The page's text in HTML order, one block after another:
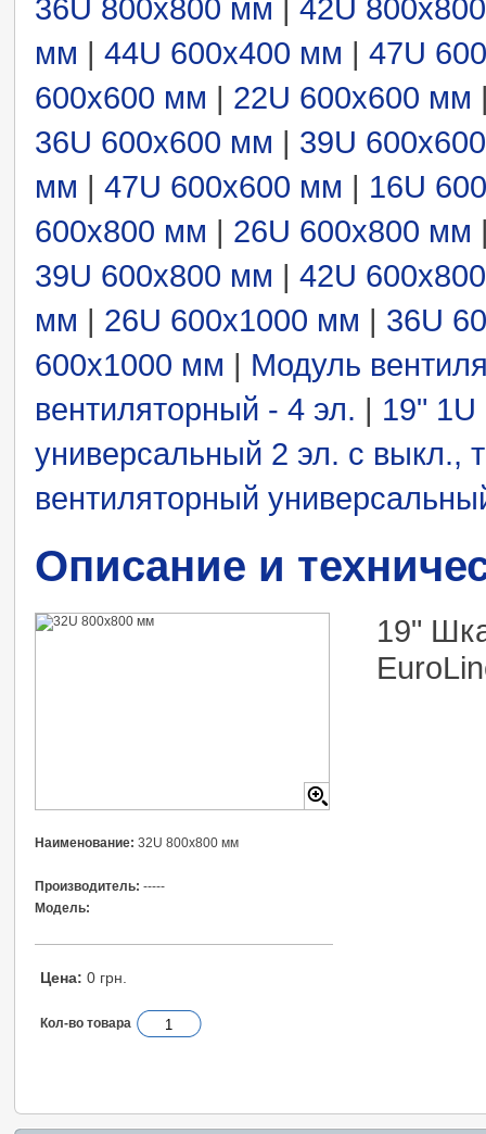
36U 800x800 мм | 42U
мм | 44U 600x400 мм | 47U
600x600 мм | 22U 600x600 мм
36U 600x600 мм | 39U
мм | 47U 600x600 мм | 16U
600x800 мм | 26U 600x800 мм
39U 600x800 мм | 42U
мм | 26U 600x1000 мм | 36U
600x1000 мм | Модуль
вентиляторный - 4 эл. | 19"
универсальный 2 эл. с выкл.,
вентиляторный
Описание и
Наименование: 32U 800x800 мм
Производитель: -----
Модель:
Цена: 0 грн.
Кол-во товара
19"